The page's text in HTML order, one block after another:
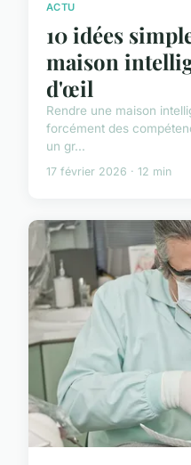
ACTU
10 idées
maison
d'œil
Rendre une maison
forcément des
un gr...
17 février 2026 · 12 min